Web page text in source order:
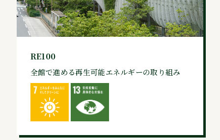
RE100
全館で進める再生可能エネルギーの取り組み